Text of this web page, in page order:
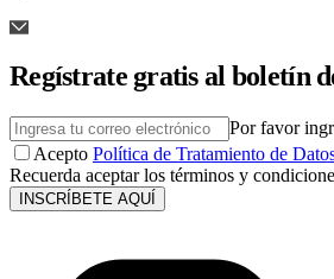
Regístrate gratis al boletín
Por favor
Acepto Política de Tratamiento de
Recuerda aceptar los términos y
INSCRÍBETE AQUÍ